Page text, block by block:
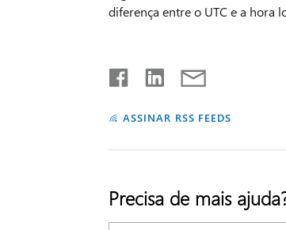
diferença entre o UTC e a hora
ASSINAR RSS FEEDS
Precisa de mais